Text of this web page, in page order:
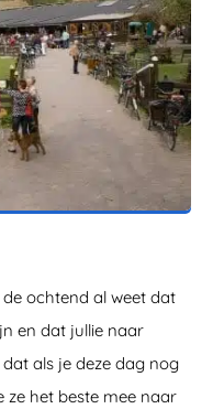
ZOEKEN
ochtend al weet dat
en dat jullie naar
als je deze dag nog
ze het beste mee naar